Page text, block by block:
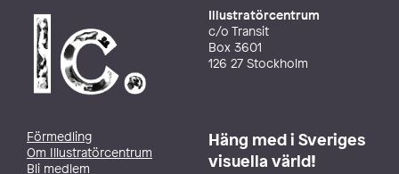
Illustratörcentrum
c/o Transit
Box 3601
126 27 Stockholm
Förmedling
Om Illustratörcentrum
Bli medlem
Häng med i Sveriges
visuella värld!